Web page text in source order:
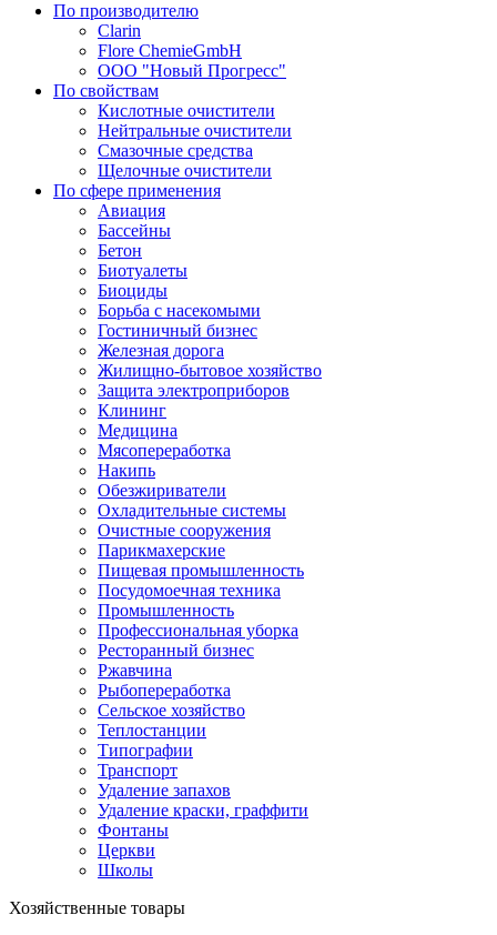
По производителю
Clarin
Flore ChemieGmbH
ООО "Новый Прогресс"
По свойствам
Кислотные очистители
Нейтральные очистители
Смазочные средства
Щелочные очистители
По сфере применения
Авиация
Бассейны
Бетон
Биотуалеты
Биоциды
Борьба с насекомыми
Гостиничный бизнес
Железная дорога
Жилищно-бытовое хозяйство
Защита электроприборов
Клининг
Медицина
Мясопереработка
Накипь
Обезжириватели
Охладительные системы
Очистные сооружения
Парикмахерские
Пищевая промышленность
Посудомоечная техника
Промышленность
Профессиональная уборка
Ресторанный бизнес
Ржавчина
Рыбопереработка
Сельское хозяйство
Теплостанции
Типографии
Транспорт
Удаление запахов
Удаление краски, граффити
Фонтаны
Церкви
Школы
Хозяйственные товары